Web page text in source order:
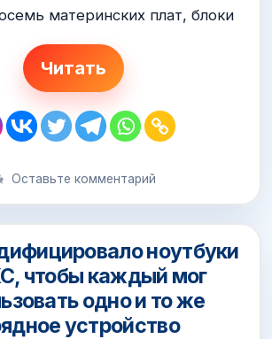
материнских плат, блоки
Читать
Оставьте комментарий
ноутбуки
чтобы каждый мог
одно и то же
устройство